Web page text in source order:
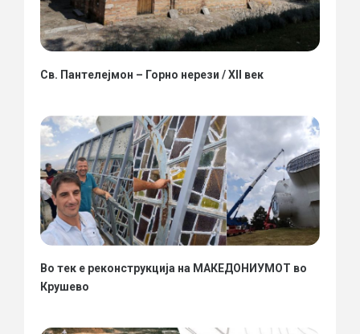
Св. Пантелејмон – Горно нерези / XII век
Во тек е реконструкција на МАКЕДОНИУМОТ во
Крушево